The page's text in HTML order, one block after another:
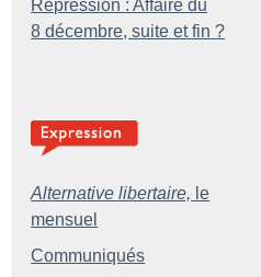
Répression : Affaire du
8 décembre, suite et fin ?
Alternative libertaire, le
mensuel
Communiqués